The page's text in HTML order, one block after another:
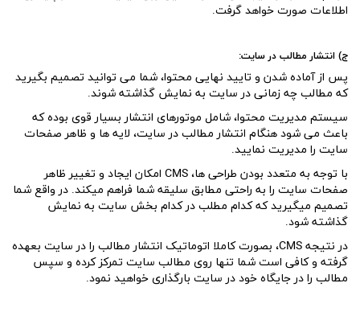
اطلاعات صورت خواهد گرفت.
ج) انتشار مطالب در سایت:
پس از آماده شدن و تایید نهایی محتوا، شما می توانید تصمیم بگیرید
که مطالب چه زمانی در سایت به نمایش گذاشته شوند.
سیستم مدیریت محتوا، شامل موتورهای انتشار بسیار قوی بوده که
باعث می شود هنگام انتشار مطالب در سایت، لایه ها و ظاهر صفحات
سایت را مدیریت نمایید.
با توجه به متعدد بودن طراحی ها، CMS امکان ایجاد و تغییر ظاهر
صفحات سایت را به راحتی مطابق سلیقه شما فراهم میکند. در واقع شما
تصمیم میگیرید که کدام مطلب در کدام بخش سایت به نمایش
گذاشته شود.
در نتیجه CMS، بصورت کاملا اتوماتیک انتشار مطالب را در سایت بعهده
گرفته و کافی است شما تنها روی مطالب سایت تمرکز کرده و سپس
مطالب را در جایگاه خود در سایت بارگذاری خواهید نمود.